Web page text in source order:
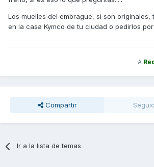
Los muelles del embrague, si son originales,
en la casa Kymco de tu ciudad o pedirlos
A
Compartir
Ir a la lista de temas